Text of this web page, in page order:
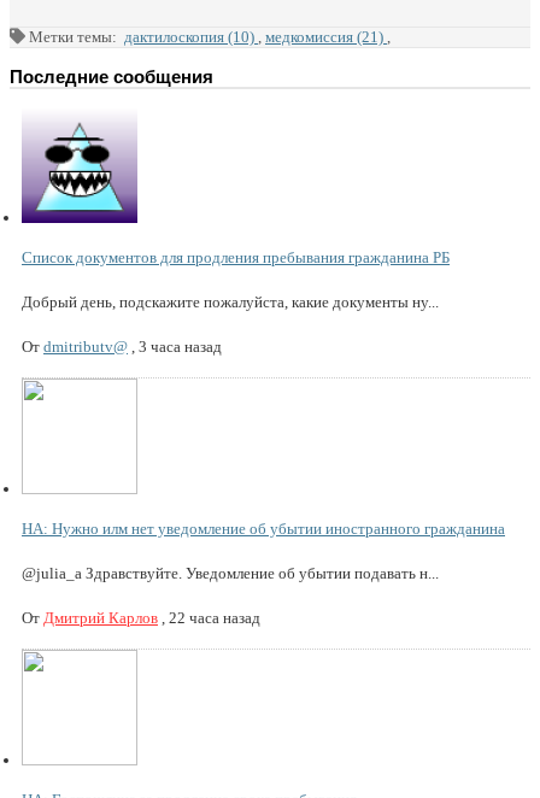
Метки темы: дактилоскопия (10) , медкомиссия (21) ,
Последние сообщения
Список документов для продления пребывания гражданина РБ
Добрый день, подскажите пожалуйста, какие документы ну...
От dmitributv@ , 3 часа назад
НА: Нужно илм нет уведомление об убытии иностранного гражданина
@julia_a Здравствуйте. Уведомление об убытии подавать н...
От Дмитрий Карлов , 22 часа назад